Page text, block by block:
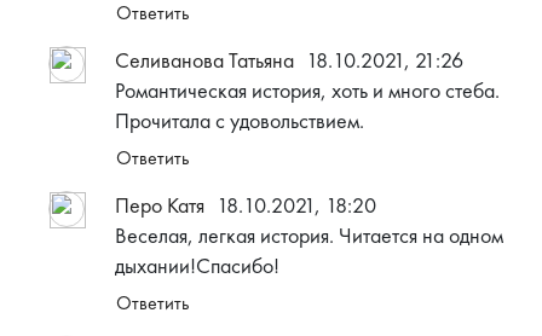
Ответить
Селиванова Татьяна 18.10.2021, 21:26
Романтическая история, хоть и много стеба.
Прочитала с удовольствием.
Ответить
Перо Катя 18.10.2021, 18:20
Веселая, легкая история. Читается на одном
дыхании!Спасибо!
Ответить